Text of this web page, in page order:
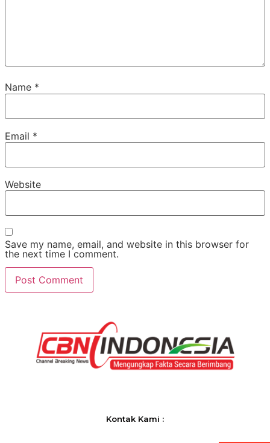
Name *
Email *
Website
Save my name, email, and website in this browser for
the next time I comment.
Kontak Kami :